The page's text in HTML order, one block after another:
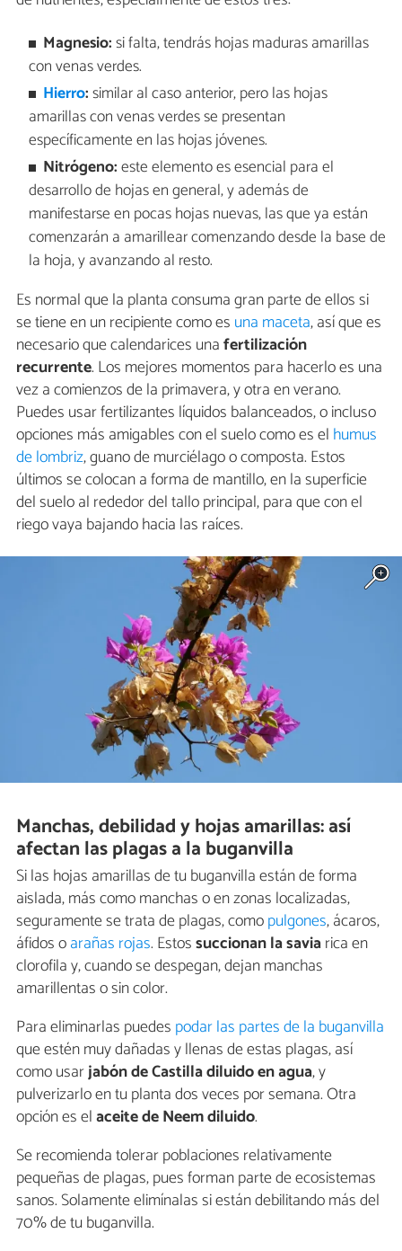
Magnesio:si falta, tendrás hojas maduras amarillas
con venas verdes.
Hierro:similar al caso anterior, pero las hojas
amarillas con venas verdes se presentan
específicamente en las hojas jóvenes.
Nitrógeno:este elemento es esencial para el
desarrollo de hojas en general, y además de
manifestarse en pocas hojas nuevas, las que ya están
comenzarán a amarillear comenzando desde la base de
la hoja, y avanzando al resto.
Es normal que la planta consuma gran parte de ellos si
se tiene en un recipiente como es una maceta, así que es
necesario que calendarices unafertilización
recurrente. Los mejores momentos para hacerlo es una
vez a comienzos de la primavera, y otra en verano.
Puedes usar fertilizantes líquidos balanceados, o incluso
opciones más amigables con el suelo como es el humus
de lombriz, guano de murciélago o composta. Estos
últimos se colocan a forma de mantillo, en la superficie
del suelo al rededor del tallo principal, para que con el
riego vaya bajando hacia las raíces.
Manchas, debilidad y hojas amarillas: así
afectan las plagas a la buganvilla
Si las hojas amarillas de tu buganvilla están de forma
aislada, más como manchas o en zonas localizadas,
seguramente se trata de plagas, comopulgones, ácaros,
áfidos oarañas rojas. Estossuccionan la saviarica en
clorofila y, cuando se despegan, dejan manchas
amarillentas o sin color.
Para eliminarlas puedes podar las partes de la buganvilla
que estén muy dañadas y llenas de estas plagas, así
como usarjabón de Castilla diluido en agua, y
pulverizarlo en tu planta dos veces por semana. Otra
opción es elaceite de Neem diluido.
Se recomienda tolerar poblaciones relativamente
pequeñas de plagas, pues forman parte de ecosistemas
sanos. Solamente elimínalas si están debilitando más del
70% de tu buganvilla.